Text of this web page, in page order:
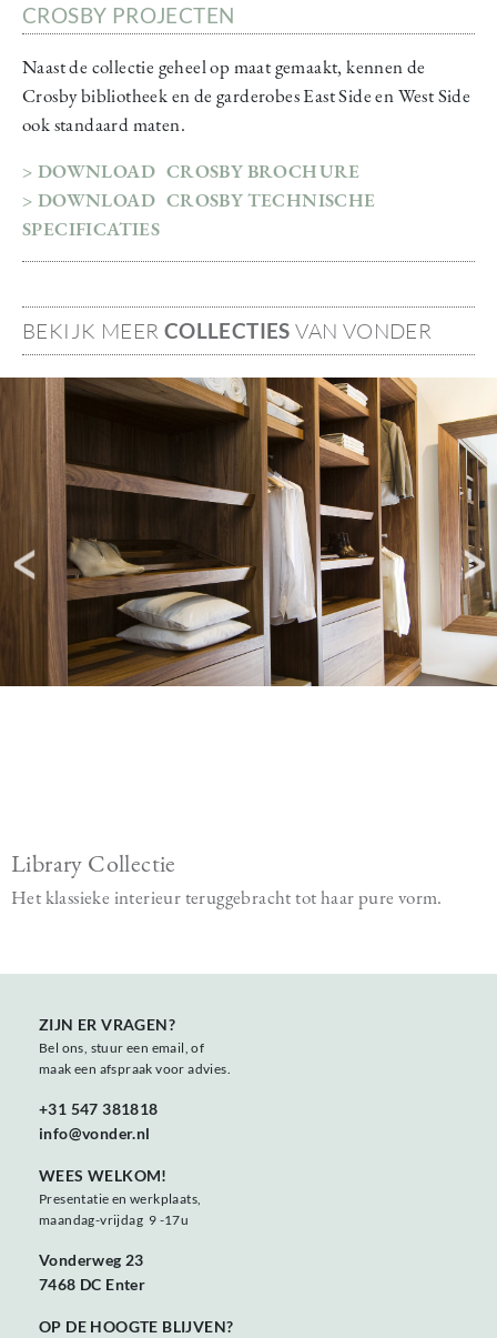
CROSBY PROJECTEN
Naast de collectie geheel op maat gemaakt, kennen de
Crosby bibliotheek en de garderobes East Side en West Side
ook standaard maten.
> DOWNLOAD CROSBY BROCHURE
> DOWNLOAD CROSBY TECHNISCHE
SPECIFICATIES
BEKIJK MEER COLLECTIES VAN VONDER
Library Collectie
Het klassieke interieur teruggebracht tot haar pure vorm.
ZIJN ER VRAGEN?
Bel ons, stuur een email, of
maak een afspraak voor advies.
+31 547 381818
info@vonder.nl
WEES WELKOM!
Presentatie en werkplaats,
maandag-vrijdag 9 -17u
Vonderweg 23
7468 DC Enter
OP DE HOOGTE BLIJVEN?